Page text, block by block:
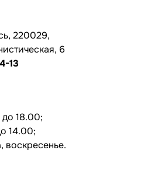
220029,
6
13
18.00;
14.00;
воскресенье.